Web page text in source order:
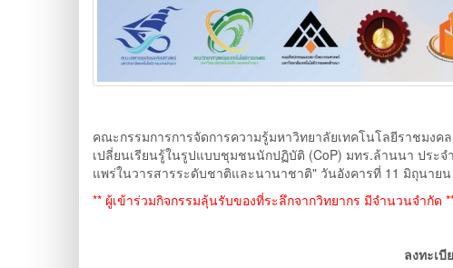
คณะกรรมการการจัดการความรู้มหาวิทยาลัยเทคโนโลยีราชมง
เปลี่ยนเรียนรู้ในรูปแบบชุมชนนักปฏิบัติ (CoP) มทร.ล้านนา ประจ
แพร่ในวารสารระดับชาติและนานาชาติ" วันอังคารที่ 11 มิถุนายน
** ผู้เข้าร่วมกิจกรรมลุ้นรับของที่ระลึกจากวิทยากร มีจำนวนจำกัด
ลงทะเบี